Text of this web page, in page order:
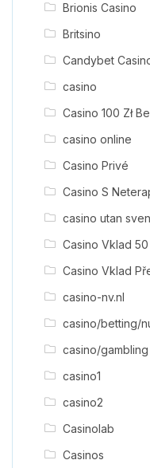
Brionis Casino
Britsino
Candybet
casino
Casino 100 Zł
casino online
Casino Privé
Casino S
casino utan
Casino Vklad 50
Casino Vklad
casino-nv.nl
casino/betting/
casino/gambling
casino1
casino2
Casinolab
Casinos